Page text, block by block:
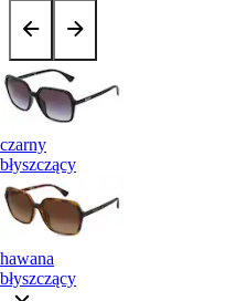
czarny
błyszczący
hawana
błyszczący